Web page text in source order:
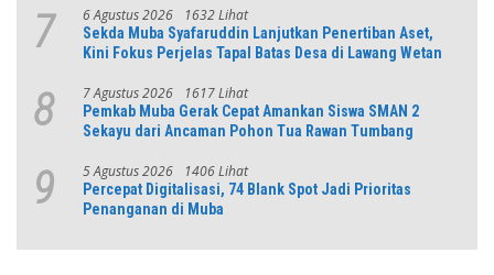
7 6 Agustus 2026 1632 Lihat
Sekda Muba Syafaruddin Lanjutkan Penertiban Aset,
Kini Fokus Perjelas Tapal Batas Desa di Lawang Wetan
8 7 Agustus 2026 1617 Lihat
Pemkab Muba Gerak Cepat Amankan Siswa SMAN 2
Sekayu dari Ancaman Pohon Tua Rawan Tumbang
9 5 Agustus 2026 1406 Lihat
Percepat Digitalisasi, 74 Blank Spot Jadi Prioritas
Penanganan di Muba